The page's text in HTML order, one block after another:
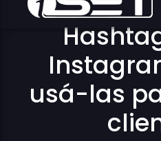
usá-las